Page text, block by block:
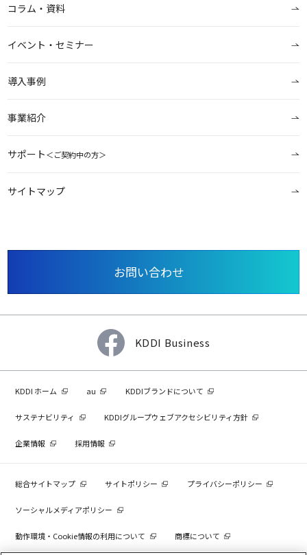
コラム・資料
イベント・セミナー
導入事例
事業紹介
サポート＜ご契約中の方＞
サイトマップ
お問い合わせ
KDDI Business
KDDI ホーム au KDDIブランドについて
サステナビリティ KDDIグループウェブアクセシビリティ方針
企業情報 採用情報
総合サイトマップ サイトポリシー プライバシーポリシー
ソーシャルメディアポリシー
動作環境・Cookie情報の利用について 商標について